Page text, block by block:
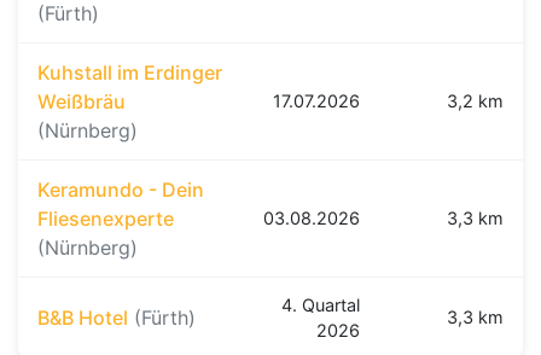
(Fürth)
Kuhstall im Erdinger
Weißbräu
(Nürnberg)
17.07.2026 3,2 km
Keramundo - Dein
Fliesenexperte
(Nürnberg)
03.08.2026 3,3 km
B&B Hotel (Fürth)
4. Quartal
2026
3,3 km